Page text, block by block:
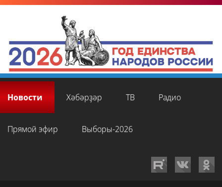
Новости Хәбәрҙәр ТВ Радио
Прямой эфир Выборы-2026